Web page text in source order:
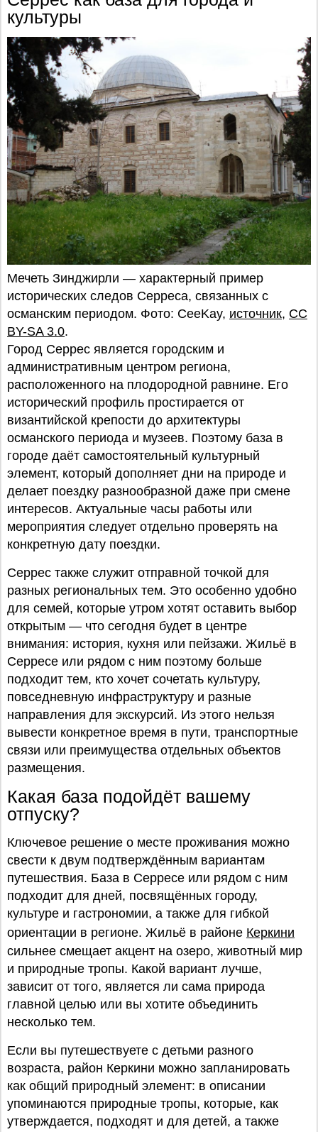
культуры
Мечеть Зинджирли — характерный пример
исторических следов Серреса, связанных с
османским периодом. Фото: CeeKay, источник, CC
BY-SA 3.0.
Город Серрес является городским и
административным центром региона,
расположенного на плодородной равнине. Его
исторический профиль простирается от
византийской крепости до архитектуры
османского периода и музеев. Поэтому база в
городе даёт самостоятельный культурный
элемент, который дополняет дни на природе и
делает поездку разнообразной даже при смене
интересов. Актуальные часы работы или
мероприятия следует отдельно проверять на
конкретную дату поездки.
Серрес также служит отправной точкой для
разных региональных тем. Это особенно удобно
для семей, которые утром хотят оставить выбор
открытым — что сегодня будет в центре
внимания: история, кухня или пейзажи. Жильё в
Серресе или рядом с ним поэтому больше
подходит тем, кто хочет сочетать культуру,
повседневную инфраструктуру и разные
направления для экскурсий. Из этого нельзя
вывести конкретное время в пути, транспортные
связи или преимущества отдельных объектов
размещения.
Какая база подойдёт вашему
отпуску?
Ключевое решение о месте проживания можно
свести к двум подтверждённым вариантам
путешествия. База в Серресе или рядом с ним
подходит для дней, посвящённых городу,
культуре и гастрономии, а также для гибкой
ориентации в регионе. Жильё в районе Керкини
сильнее смещает акцент на озеро, животный мир
и природные тропы. Какой вариант лучше,
зависит от того, является ли сама природа
главной целью или вы хотите объединить
несколько тем.
Если вы путешествуете с детьми разного
возраста, район Керкини можно запланировать
как общий природный элемент: в описании
упоминаются природные тропы, которые, как
утверждается, подходят и для детей, а также